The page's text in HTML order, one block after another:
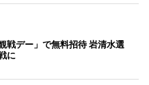
戦デー」で無料招待 岩清水選
に